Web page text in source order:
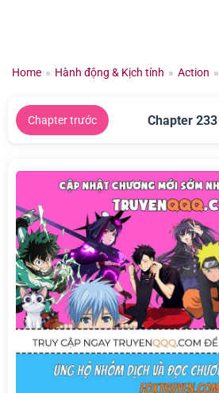
dungHome » Hành động & Kịch tính » Action »
Chapter trước Chapter 233